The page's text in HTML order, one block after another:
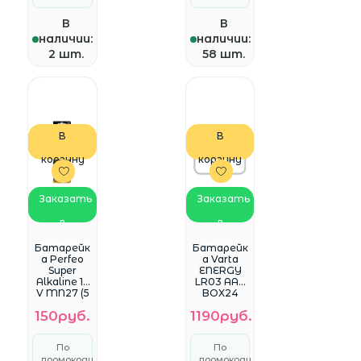
В
наличии:
2 шт.
В
наличии:
58 шт.
В
корзину
Заказать
в
WhatsApp
Батарейк
а Perfeo
Super
Alkaline 12
V MN27 (5
(27A/5BL )
150руб.
По
В
корзину
Заказать
в
WhatsApp
Батарейк
а Varta
ENERGY
LR03 AAA
BOX24
1.5V (4103)
(24/288)
(24 шт.)
1190руб.
По